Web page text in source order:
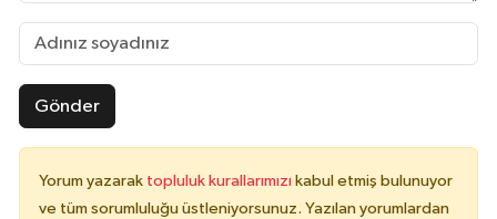
Gönder
Yorum yazarak topluluk kurallarımızı kabul etmiş bulunuyor
ve tüm sorumluluğu üstleniyorsunuz. Yazılan yorumlardan